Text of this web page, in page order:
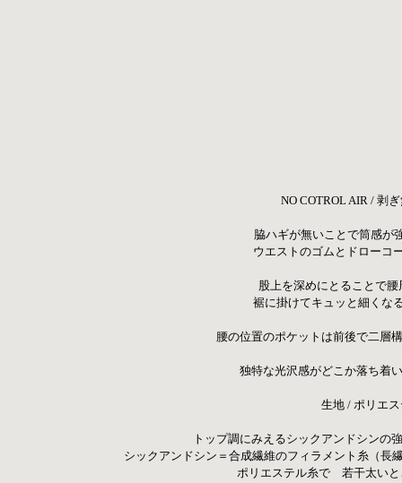
NO COTROL AIR / 剥
脇ハギが無いことで筒感が
ウエストのゴムとドローコ
股上を深めにとることで
裾に掛けてキュッと細くな
腰の位置のポケットは前後で二層
独特な光沢感がどこか落ち着
生地 / ポリエ
トップ調にみえるシックアンドシンの
シックアンドシン＝合成繊維のフィラメント糸（
ポリエステル糸で　若干太い